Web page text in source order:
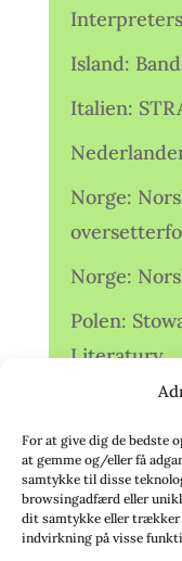
For at give dig de bedste
at gemme og/eller få
samtykke til disse
browsingadfærd eller
dit samtykke eller trækker
indvirkning på visse
Island:
Italien:
Norge:
Norge:
Polen:
Literatury
Association
Sverige:
Sverige: